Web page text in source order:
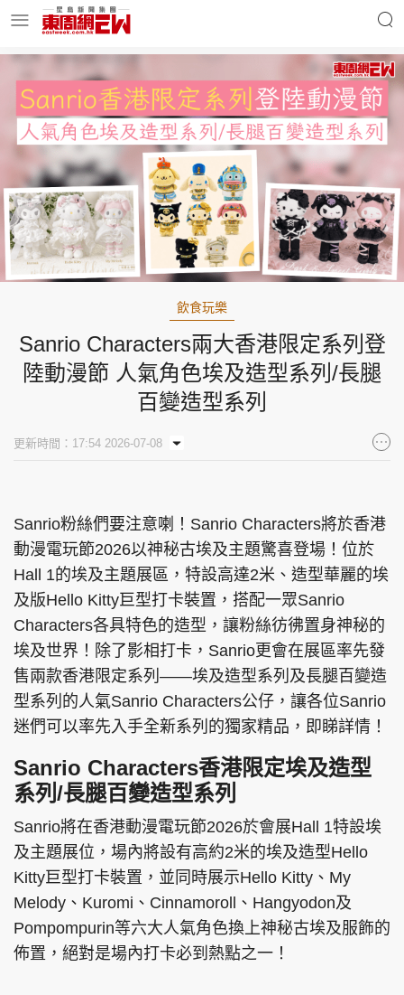
明星名人 時事財經
東周Ladies 優享生活
東周食玩通 會員活動
玄學靈異 東周專欄
東周刊 cazbuyer 東Touch
PCM 電腦廣場 星島頭條 星島日報
頭條日報 The Standard
親子王 Oh!爸媽
頭條搵工 EDUPLUS
飲食玩樂
Sanrio Characters兩大香港限定系列登
陸動漫節 人氣角色埃及造型系列/長腿
百變造型系列
更新時間：17:54 2026-07-08
Sanrio粉絲們要注意喇！Sanrio Characters將於香港
動漫電玩節2026以神秘古埃及主題驚喜登場！位於
Hall 1的埃及主題展區，特設高達2米、造型華麗的埃
及版Hello Kitty巨型打卡裝置，搭配一眾Sanrio
Characters各具特色的造型，讓粉絲彷彿置身神秘的
埃及世界！除了影相打卡，Sanrio更會在展區率先發
售兩款香港限定系列——埃及造型系列及長腿百變造
型系列的人氣Sanrio Characters公仔，讓各位Sanrio
迷們可以率先入手全新系列的獨家精品，即睇詳情！
Sanrio Characters香港限定埃及造型
系列/長腿百變造型系列
Sanrio將在香港動漫電玩節2026於會展Hall 1特設埃
及主題展位，場內將設有高約2米的埃及造型Hello
Kitty巨型打卡裝置，並同時展示Hello Kitty、My
Melody、Kuromi、Cinnamoroll、Hangyodon及
Pompompurin等六大人氣角色換上神秘古埃及服飾的
佈置，絕對是場內打卡必到熱點之一！